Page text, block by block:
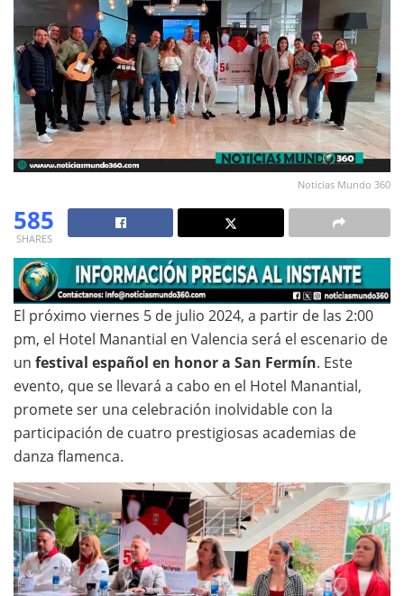
Noticias Mundo 360
585
SHARES
El próximo viernes 5 de julio 2024, a partir de las 2:00
pm, el Hotel Manantial en Valencia será el escenario de
un festival español en honor a San Fermín. Este
evento, que se llevará a cabo en el Hotel Manantial,
promete ser una celebración inolvidable con la
participación de cuatro prestigiosas academias de
danza flamenca.